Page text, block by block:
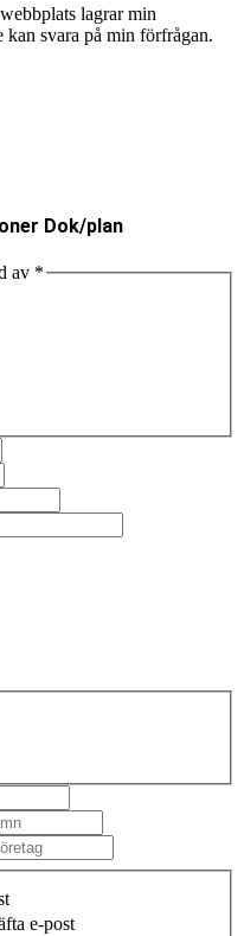
lagrar min
kan svara på min förfrågan.
Dok/plan
av *
e-post